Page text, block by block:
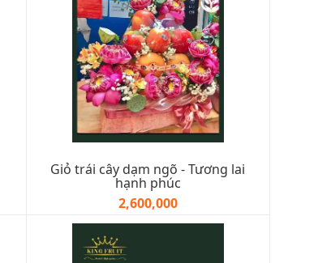
Giỏ trái cây dạm ngõ - Tương lai
hạnh phúc
2,600,000